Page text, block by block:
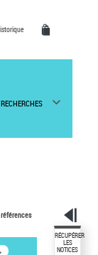
RÉCUPÉRER
LES
NOTICES